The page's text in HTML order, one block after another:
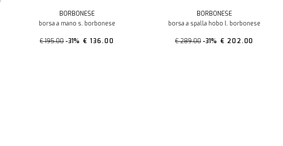
BORBONESE
borsa a mano s. borbonese
€ 195.00 -31% € 136.00
BORBONESE
borsa a spalla hobo l. borbonese
€ 289.00 -31% € 202.00